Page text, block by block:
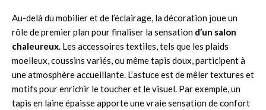
Au-delà du mobilier et de l’éclairage, la décoration joue un
rôle de premier plan pour finaliser la sensation d’un salon
chaleureux. Les accessoires textiles, tels que les plaids
moelleux, coussins variés, ou même tapis doux, participent à
une atmosphère accueillante. L’astuce est de mêler textures et
motifs pour enrichir le toucher et le visuel. Par exemple, un
tapis en laine épaisse apporte une vraie sensation de confort